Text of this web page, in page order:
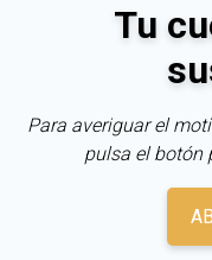
Tu
Para averiguar el
pulsa el botón